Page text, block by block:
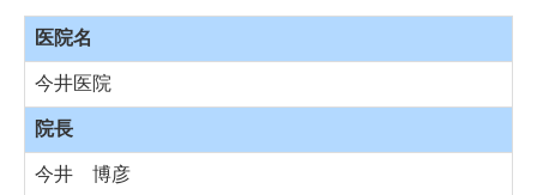
医院名
今井医院
院長
今井 博彦